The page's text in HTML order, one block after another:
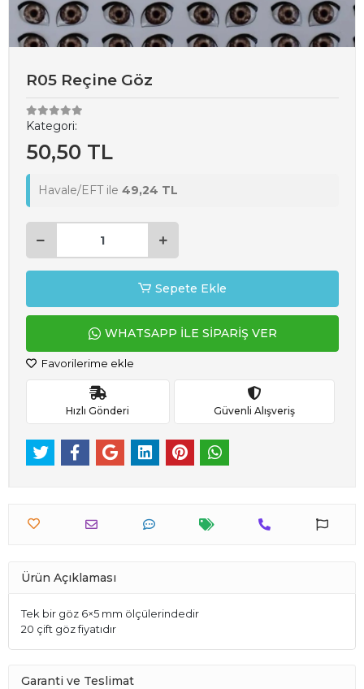
R05 Reçine Göz
Kategori:
50,50 TL
Havale/EFT ile 49,24 TL
Sepete Ekle
WHATSAPP İLE SİPARİŞ VER
Favorilerime ekle
Hızlı Gönderi Güvenli Alışveriş
Ürün Açıklaması
Tek bir göz 6×5 mm ölçülerindedir
20 çift göz fiyatıdır
Garanti ve Teslimat